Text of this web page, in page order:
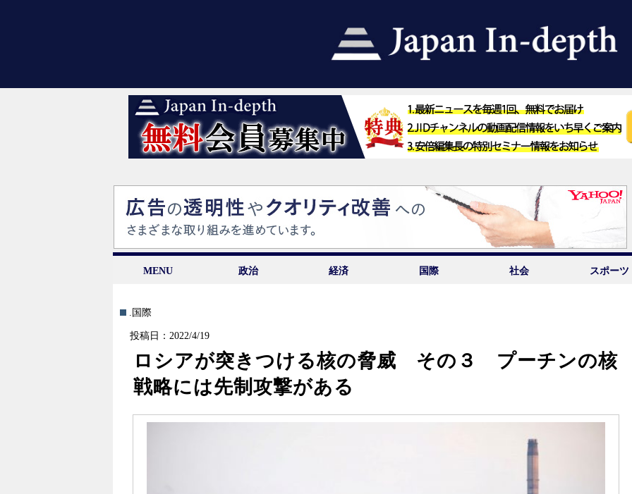
MENU 政治 経済 国際 社会 スポーツ
.国際
投稿日：2022/4/19
ロシアが突きつける核の脅威 その３ プーチンの核
戦略には先制攻撃がある